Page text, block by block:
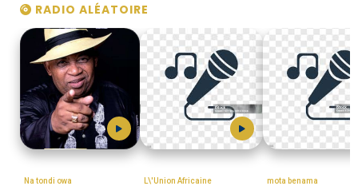
RADIO ALÉATOIRE
Na tondi owa
L\'Union Africaine
mota benama